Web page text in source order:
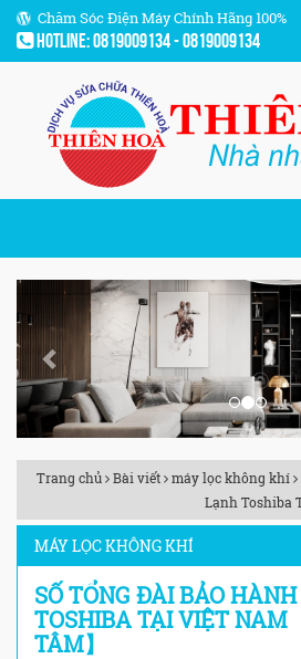
Chăm Sóc Điện Máy Chính Hãng 100%
Hotline: 0819009134 - 0819009134
Previous
Trang chủ Bài viết máy lọc không khí
Lạnh Toshiba
MÁY LỌC KHÔNG KHÍ
SỐ TỔNG ĐÀI BẢO
TOSHIBA TẠI VIỆT NAM
TÂM】